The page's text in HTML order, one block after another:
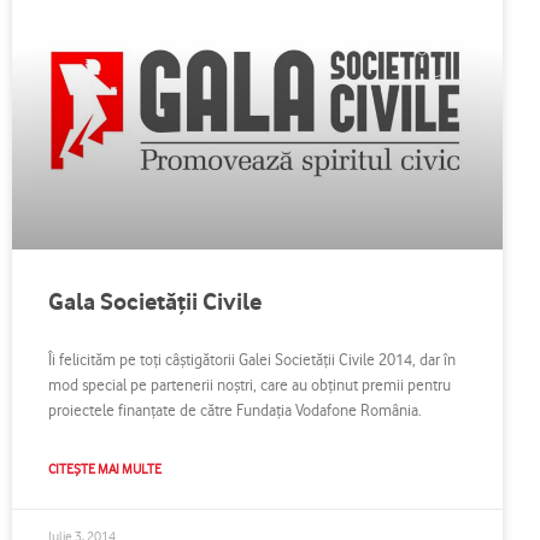
Gala Societăţii Civile
Îi felicităm pe toţi câştigătorii Galei Societăţii Civile 2014, dar în
mod special pe partenerii noştri, care au obţinut premii pentru
proiectele finanţate de către Fundaţia Vodafone România.
CITEȘTE MAI MULTE
Iulie 3, 2014